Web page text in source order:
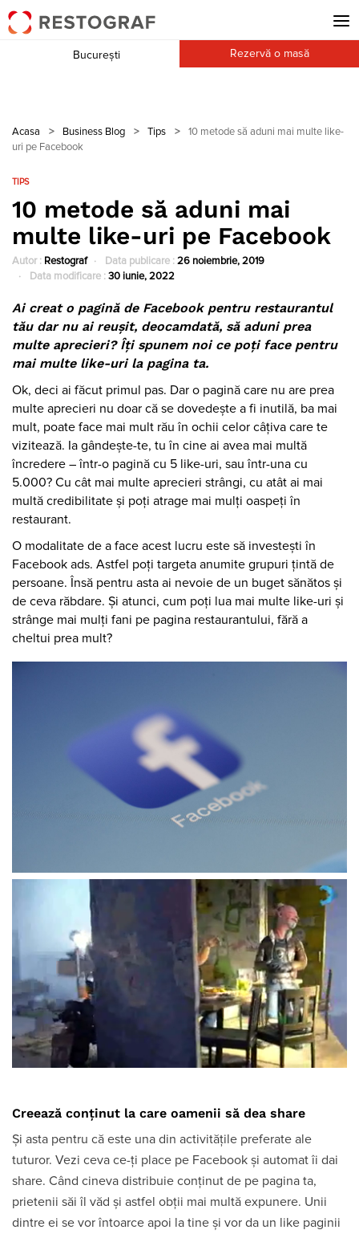
București Rezervă o masă
Acasa > Business Blog > Tips >
10 metode să aduni mai multe like-
uri pe Facebook
TIPS
10 metode să aduni mai
multe like-uri pe Facebook
Autor : Restograf Data publicare : 26 noiembrie, 2019
Data modificare : 30 iunie, 2022
Ai creat o pagină de Facebook pentru restaurantul
tău dar nu ai reușit, deocamdată, să aduni prea
multe aprecieri? Îți spunem noi ce poți face pentru
mai multe like-uri la pagina ta.
Ok, deci ai făcut primul pas. Dar o pagină care nu are prea
multe aprecieri nu doar că se dovedește a fi inutilă, ba mai
mult, poate face mai mult rău în ochii celor câțiva care te
vizitează. Ia gândește-te, tu în cine ai avea mai multă
încredere – într-o pagină cu 5 like-uri, sau într-una cu
5.000? Cu cât mai multe aprecieri strângi, cu atât ai mai
multă credibilitate și poți atrage mai mulți oaspeți în
restaurant.
O modalitate de a face acest lucru este să investești în
Facebook ads. Astfel poți targeta anumite grupuri țintă de
persoane. Însă pentru asta ai nevoie de un buget sănătos și
de ceva răbdare. Și atunci, cum poți lua mai multe like-uri și
strânge mai mulți fani pe pagina restaurantului, fără a
cheltui prea mult?
Creează conținut la care oamenii să dea share
Și asta pentru că este una din activitățile preferate ale
tuturor. Vezi ceva ce-ți place pe Facebook și automat îi dai
share. Când cineva distribuie conținut de pe pagina ta,
prietenii săi îl văd și astfel obții mai multă expunere. Unii
dintre ei se vor întoarce apoi la tine și vor da un like paginii